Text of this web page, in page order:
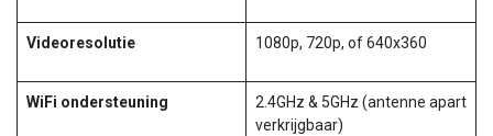
Videoresolutie 1080p, 720p, of 640x360
WiFi ondersteuning
2.4GHz & 5GHz (antenne apart
verkrijgbaar)